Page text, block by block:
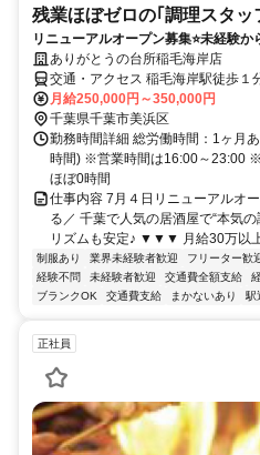
残業ほぼゼロの｢調理スタッ
リニューアルオープン募集⭐未経験
ありがとうの台所稲毛海岸店
交通・アクセス 稲毛海岸駅徒歩１
月給250,000円～350,000円
千葉県千葉市美浜区
勤務時間詳細 総労働時間：1ヶ月
時間) ※営業時間は16:00～23:00
ほぼ0時間
仕事内容 7月４日リニューアルオ
る／ 千葉で人気の居酒屋で“本気
リズムも安定♪ ▼▼▼ 月給30万以
制服あり 業界未経験者歓迎 フリーター歓
経験不問
未経験者歓迎 交通費全額支給
ブランクOK
交通費支給 まかないあり 駅
正社員